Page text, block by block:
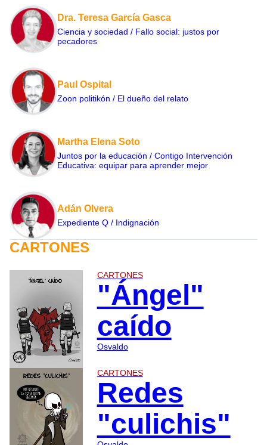
Dra. Teresa García Gasca
Ciencia y sociedad / Fallo social: justos por
pecadores
Paul Ospital
Zoon politikón / El dueño del relato
Martha Elena Soto
Juntos por la educación / Contigo Intervención
Educativa: equipar para aprender mejor
Adán Olvera
Expediente Q / Indignación
CARTONES
CARTONES
"Ángel"
caído
Osvaldo
CARTONES
Redes
"culichis"